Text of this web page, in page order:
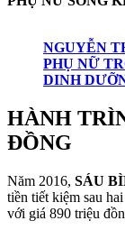
NGUYỄN
PHỤ NỮ
DINH
HÀNH
ĐỒNG
Năm 2016, SÁU
tiền tiết kiệm sau
với giá 890 triệu